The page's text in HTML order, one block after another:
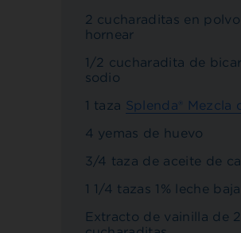
2 cucharaditas en
hornear
1/2 cucharadita de
sodio
1 taza Splenda® Mezcla
4 yemas de huevo
3/4 taza de aceite de
1 1/4 tazas 1% leche
Extracto de vainilla de 2